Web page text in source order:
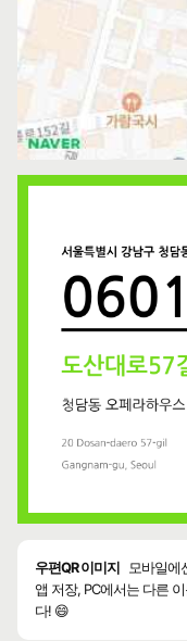
우편QR 이미지
모바일에
앱 저장, PC에서는 다른
다! 😄